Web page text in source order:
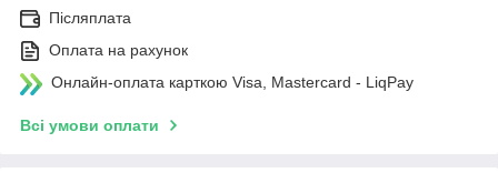
Післяплата
Оплата на рахунок
Онлайн-оплата карткою Visa, Mastercard - LiqPay
Всі умови оплати